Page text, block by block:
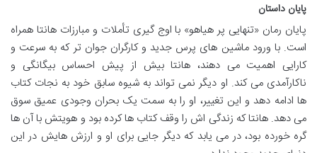
پایان داستان
پایان رمان «تنهایی پر هیاهو» با اوج گیری تأملات و مبارزات هانتا همراه
است. با ورود ماشین های پرس جدید و کارگران جوان تر که به سرعت و
کارایی اهمیت می دهند، هانتا بیش از پیش احساس بیگانگی و
ناکارآمدی می کند. او دیگر نمی تواند به شیوه سابق خود به نجات کتاب
ها ادامه دهد و این تغییر، او را به سمت یک بحران وجودی عمیق سوق
می دهد. هانتا که زندگی اش را وقف کتاب ها کرده بود و هویتش با آن ها
گره خورده بود، در می یابد که دیگر جایی برای او و ارزش هایش در این